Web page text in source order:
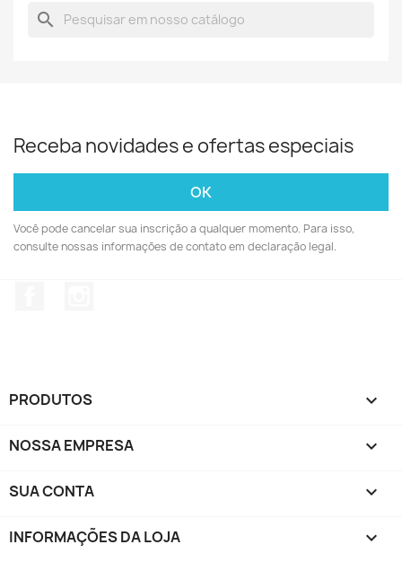
search
Receba novidades e ofertas especiais
Você pode cancelar sua inscrição a qualquer momento. Para isso,
consulte nossas informações de contato em declaração legal.
PRODUTOS 
NOSSA EMPRESA 
SUA CONTA 
INFORMAÇÕES DA LOJA keyboard_arrow_down